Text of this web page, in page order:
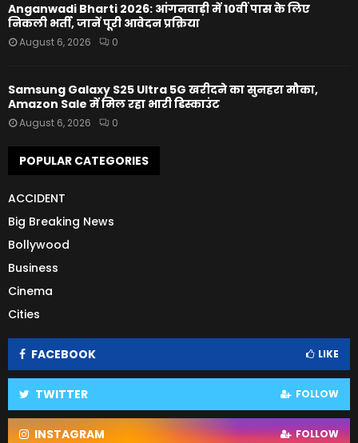
Anganwadi Bharti 2026: आंगनवाड़ी में 10वीं पास के लिए
निकली भर्ती, जानें पूरी आवेदन प्रक्रिया
August 6, 2026 0
Samsung Galaxy S25 Ultra 5G खरीदने का सुनहरा मौका,
Amazon Sale में मिल रहा भारी डिस्काउंट
August 6, 2026 0
POPULAR CATEGORIES
ACCIDENT
Big Breaking News
Bollywood
Business
Cinema
Cities
FACEBOOK LIKE
TWITTER FOLLOW
INSTAGRAM FOLLOW